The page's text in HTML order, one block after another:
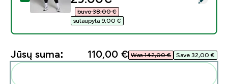
buvo 38,00 €‎
sutaupyta 9,00 €‎
Jūsų suma: 110,00 €‎ Was 142,00 €‎ Save 32,00 €‎